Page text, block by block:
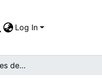
Log In
Hijos de trabajadores del Ferroviario, disfrutando de la fiesta organizada para ellos